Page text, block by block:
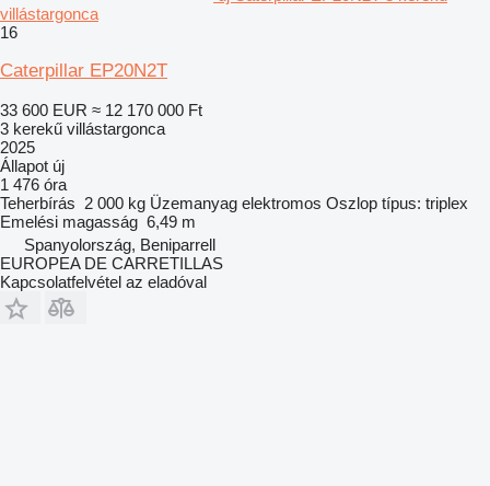
villástargonca
16
Caterpillar EP20N2T
33 600 EUR ≈ 12 170 000 Ft
3 kerekű villástargonca
2025
Állapot új
1 476 óra
Teherbírás 2 000 kg Üzemanyag elektromos Oszlop típus: triplex
Emelési magasság 6,49 m
Spanyolország, Beniparrell
EUROPEA DE CARRETILLAS
Kapcsolatfelvétel az eladóval